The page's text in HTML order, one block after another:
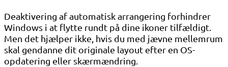
Deaktivering af automatisk arrangering forhindrer
Windows i at flytte rundt på dine ikoner tilfældigt.
Men det hjælper ikke, hvis du med jævne mellemrum
skal gendanne dit originale layout efter en OS-
opdatering eller skærmændring.